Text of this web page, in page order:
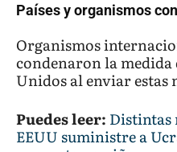
Países y organismos
Organismos
condenaron la medida
Unidos al enviar estas
Puedes leer: Distintas
EEUU suministre a